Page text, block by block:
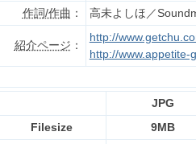
作詞/作曲 ： 高未よしほ／
紹介ページ ：
http://
http://www.appetite-
JPG
Filesize
9MB